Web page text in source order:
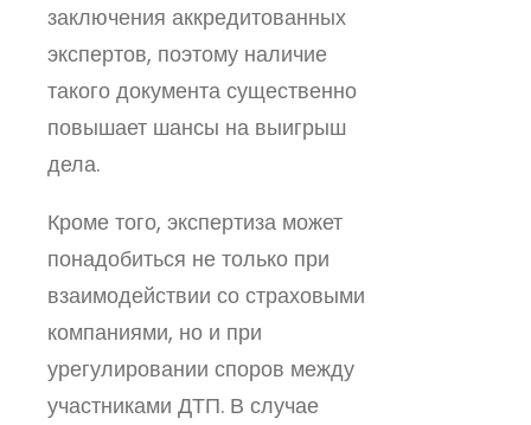
заключения аккредитованных
экспертов, поэтому наличие
такого документа существенно
повышает шансы на выигрыш
дела.
Кроме того, экспертиза может
понадобиться не только при
взаимодействии со страховыми
компаниями, но и при
урегулировании споров между
участниками ДТП. В случае